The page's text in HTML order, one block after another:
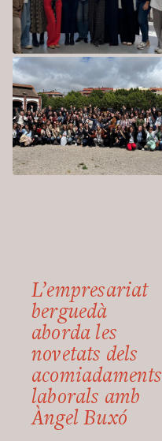
L’empresariat
berguedà
aborda les
novetats dels
acomiadaments
laborals amb
Àngel Buxó